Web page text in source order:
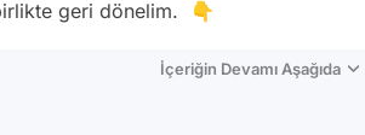
geri dönelim. 👇
İçeriğin Devamı Aşağıda